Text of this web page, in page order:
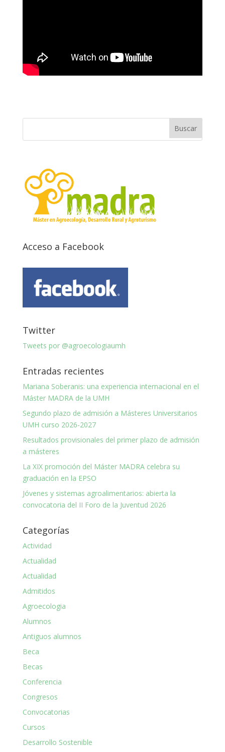
Acceso a Facebook
Twitter
Tweets por @agroecologiaumh
Entradas recientes
Mariana Soberanis: una experiencia internacional en el
Máster MADRA de la UMH
Segundo plazo de admisión a Másteres Universitarios
UMH curso 2026-2027
Resultados provisionales del primer plazo de admisión
a másteres
La XIX promoción del Máster MADRA celebra su
graduación en la EPSO
Jóvenes y sistemas agroalimentarios: abierta la
convocatoria del II Foro de la Juventud 2026
Categorías
Actividad
Actualidad
Actualidad
Admitidos
Agroecologia
Alumnos
Antiguos alumnos
Beca
Becas
Conferencia
Congresos
Convocatorias
Cursos
Desarrollo Sostenible